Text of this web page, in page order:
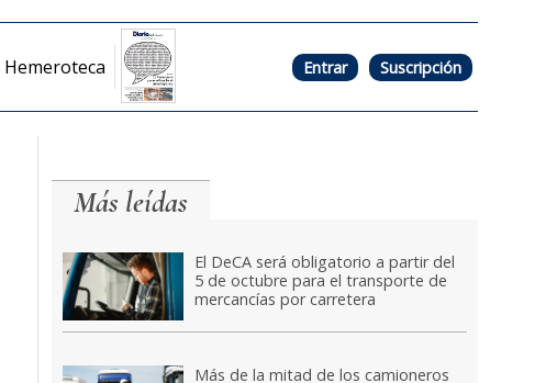
Hemeroteca Entrar Suscripción
Más leídas
El DeCA será obligatorio a partir del
5 de octubre para el transporte de
mercancías por carretera
Más de la mitad de los camioneros